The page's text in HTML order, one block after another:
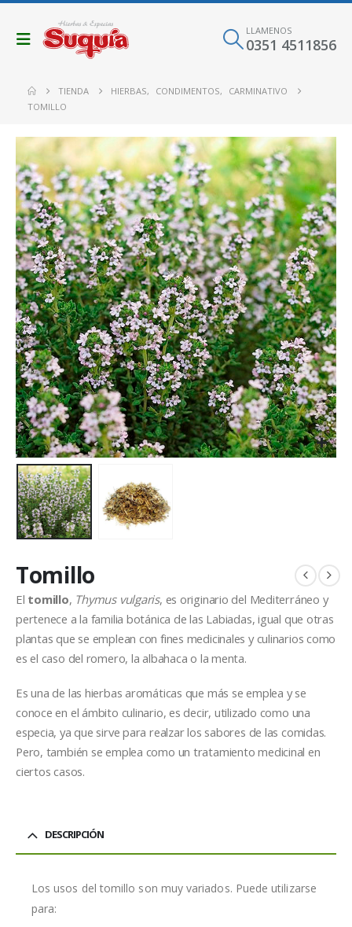
LLAMENOS
0351 4511856
TIENDA HIERBAS, CONDIMENTOS,
CARMINATIVO
TOMILLO
Tomillo
El tomillo, Thymus vulgaris, es originario del Mediterráneo y
pertenece a la familia botánica de las Labiadas, igual que otras
plantas que se emplean con fines medicinales y culinarios como
es el caso del romero, la albahaca o la menta.
Es una de las hierbas aromáticas que más se emplea y se
conoce en el ámbito culinario, es decir, utilizado como una
especia, ya que sirve para realzar los sabores de las comidas.
Pero, también se emplea como un tratamiento medicinal en
ciertos casos.
DESCRIPCIÓN
Los usos del tomillo son muy variados. Puede utilizarse
para: